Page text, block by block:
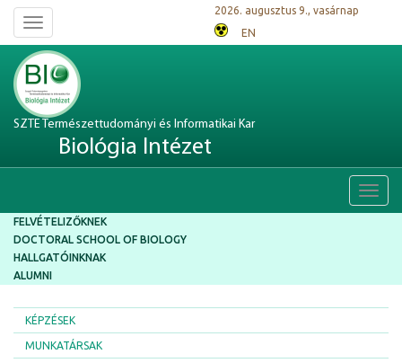
Toggle
navigation
2026. augusztus 9., vasárnap
EN
SZTE Természettudományi és Informatikai Kar
Biológia Intézet
FELVÉTELIZŐKNEK
DOCTORAL SCHOOL OF BIOLOGY
HALLGATÓINKNAK
ALUMNI
KÉPZÉSEK
MUNKATÁRSAK